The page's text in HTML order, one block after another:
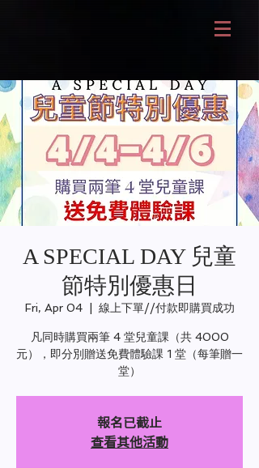
A SPECIAL DAY 兒童
節特別優惠日
Fri, Apr 04
  |
線上下單//付款即購買成功
凡同時購買兩筆 4 堂兒童課（共 4000
元），即分別贈送免費體驗課 1 堂（每筆贈一
堂）
報名已截止
查看其他活動